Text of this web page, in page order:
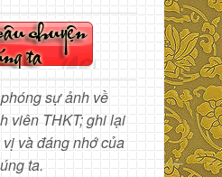
sự ảnh về
viên THKT; ghi lại
và đáng nhớ của
ta.